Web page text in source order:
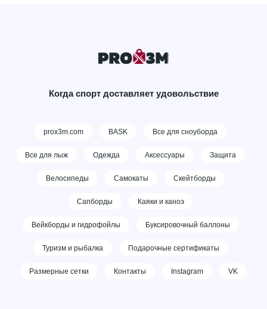
Когда спорт доставляет удовольствие
prox3m.com BASK Все для сноуборда
Все для лыж Одежда Аксессуары Защита
Велосипеды Самокаты Скейтборды
Сапборды Каяки и каноэ
Вейкборды и гидрофойлы Буксировочный баллоны
Туризм и рыбалка Подарочные сертификаты
Размерные сетки Контакты Instagram VK